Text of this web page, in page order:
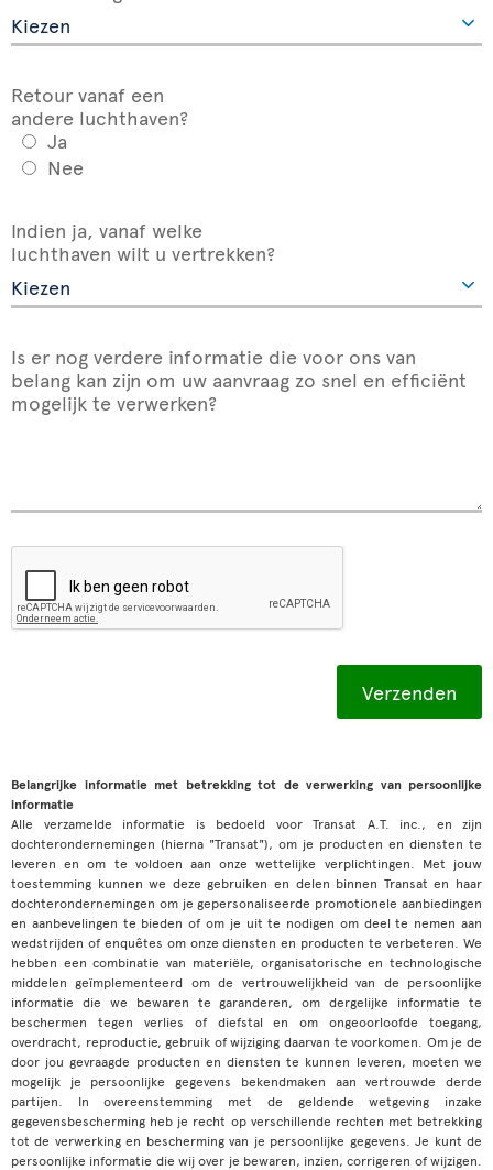
Retour vanaf een
andere luchthaven?
Ja
Nee
Indien ja, vanaf welke
luchthaven wilt u vertrekken?
Is er nog verdere informatie die voor ons van
belang kan zijn om uw aanvraag zo snel en efficiënt
mogelijk te verwerken?
Belangrijke informatie met betrekking tot de verwerking van persoonlijke
informatie
Alle verzamelde informatie is bedoeld voor Transat A.T. inc., en zijn
dochterondernemingen (hierna "Transat"), om je producten en diensten te
leveren en om te voldoen aan onze wettelijke verplichtingen. Met jouw
toestemming kunnen we deze gebruiken en delen binnen Transat en haar
dochterondernemingen om je gepersonaliseerde promotionele aanbiedingen
en aanbevelingen te bieden of om je uit te nodigen om deel te nemen aan
wedstrijden of enquêtes om onze diensten en producten te verbeteren. We
hebben een combinatie van materiële, organisatorische en technologische
middelen geïmplementeerd om de vertrouwelijkheid van de persoonlijke
informatie die we bewaren te garanderen, om dergelijke informatie te
beschermen tegen verlies of diefstal en om ongeoorloofde toegang,
overdracht, reproductie, gebruik of wijziging daarvan te voorkomen. Om je de
door jou gevraagde producten en diensten te kunnen leveren, moeten we
mogelijk je persoonlijke gegevens bekendmaken aan vertrouwde derde
partijen. In overeenstemming met de geldende wetgeving inzake
gegevensbescherming heb je recht op verschillende rechten met betrekking
tot de verwerking en bescherming van je persoonlijke gegevens. Je kunt de
persoonlijke informatie die wij over je bewaren, inzien, corrigeren of wijzigen.